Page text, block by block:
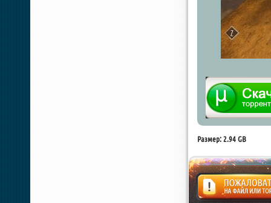
Размер: 2.94 GB